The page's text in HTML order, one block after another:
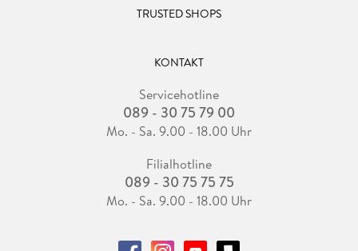
TRUSTED SHOPS
KONTAKT
Servicehotline
089 - 30 75 79 00
Mo. - Sa. 9.00 - 18.00 Uhr
Filialhotline
089 - 30 75 75 75
Mo. - Sa. 9.00 - 18.00 Uhr